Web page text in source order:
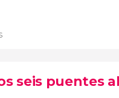
seis puentes